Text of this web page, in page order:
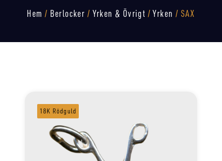
Hem / Berlocker / Yrken & Övrigt /Yrken / SAX
18K Rödguld